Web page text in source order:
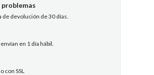
de devolución de 30 días.
en 1 día hábil.
con SSL